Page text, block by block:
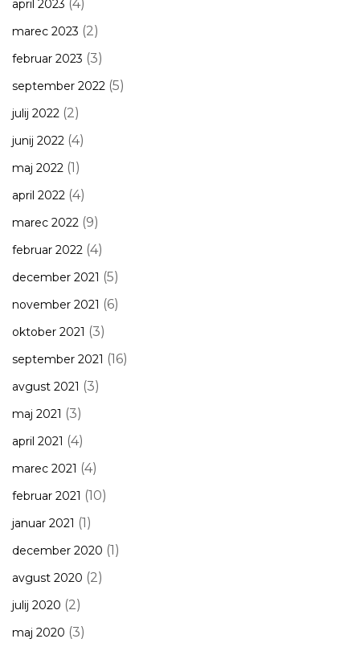
april 2023 (4)
marec 2023 (2)
februar 2023 (3)
september 2022 (5)
julij 2022 (2)
junij 2022 (4)
maj 2022 (1)
april 2022 (4)
marec 2022 (9)
februar 2022 (4)
december 2021 (5)
november 2021 (6)
oktober 2021 (3)
september 2021 (16)
avgust 2021 (3)
maj 2021 (3)
april 2021 (4)
marec 2021 (4)
februar 2021 (10)
januar 2021 (1)
december 2020 (1)
avgust 2020 (2)
julij 2020 (2)
maj 2020 (3)